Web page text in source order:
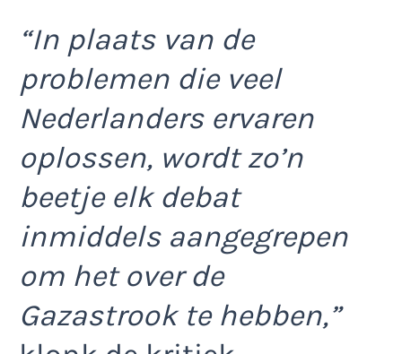
“In plaats van de
problemen die veel
Nederlanders ervaren
oplossen, wordt zo’n
beetje elk debat
inmiddels aangegrepen
om het over de
Gazastrook te hebben,”